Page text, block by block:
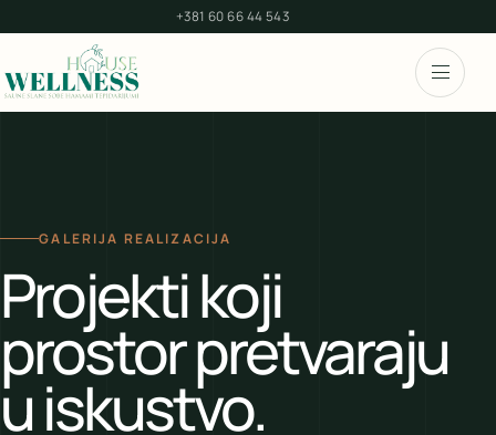
+381 60 66 44 543
GALERIJA REALIZACIJA
Projekti koji
prostor pretvaraju
u iskustvo.